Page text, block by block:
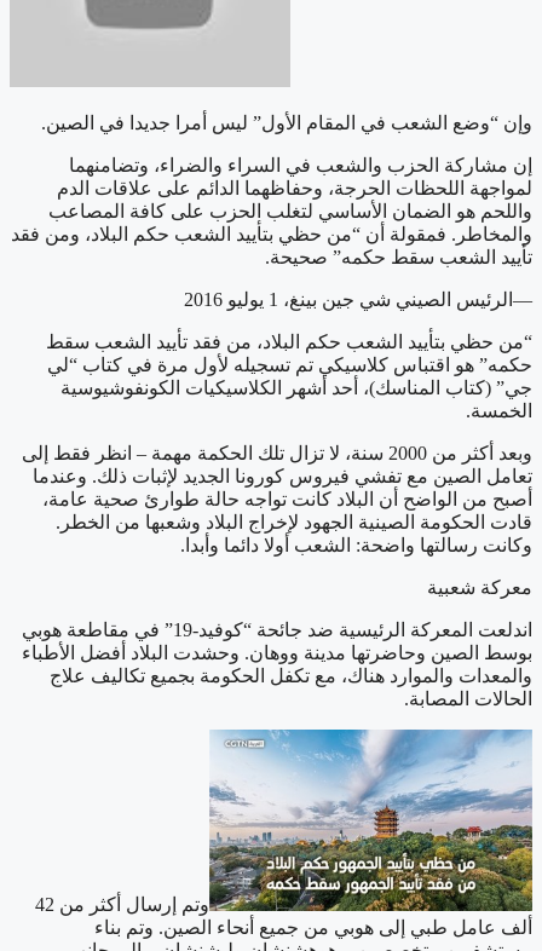
وإن “وضع الشعب في المقام الأول” ليس أمرا جديدا في الصين.
إن مشاركة الحزب والشعب في السراء والضراء، وتضامنهما
لمواجهة اللحظات الحرجة، وحفاظهما الدائم على علاقات الدم
واللحم هو الضمان الأساسي لتغلب الحزب على كافة المصاعب
والمخاطر. فمقولة أن “من حظي بتأييد الشعب حكم البلاد، ومن فقد
تأييد الشعب سقط حكمه” صحيحة.
— الرئيس الصيني شي جين بينغ، 1 يوليو 2016
“من حظي بتأييد الشعب حكم البلاد، من فقد تأييد الشعب سقط
حكمه” هو اقتباس كلاسيكي تم تسجيله لأول مرة في كتاب “لي
جي” (كتاب المناسك)، أحد أشهر الكلاسيكيات الكونفوشيوسية
الخمسة.
وبعد أكثر من 2000 سنة، لا تزال تلك الحكمة مهمة – انظر فقط إلى
تعامل الصين مع تفشي فيروس كورونا الجديد لإثبات ذلك. وعندما
أصبح من الواضح أن البلاد كانت تواجه حالة طوارئ صحية عامة،
قادت الحكومة الصينية الجهود لإخراج البلاد وشعبها من الخطر.
وكانت رسالتها واضحة: الشعب أولا دائما وأبدا .
معركة شعبية
اندلعت المعركة الرئيسية ضد جائحة “كوفيد-19” في مقاطعة هوبي
بوسط الصين وحاضرتها مدينة ووهان. وحشدت البلاد أفضل الأطباء
والمعدات والموارد هناك، مع تكفل الحكومة بجميع تكاليف علاج
الحالات المصابة.
وتم إرسال أكثر من 42
ألف عامل طبي إلى هوبي من جميع أنحاء الصين. وتم بناء